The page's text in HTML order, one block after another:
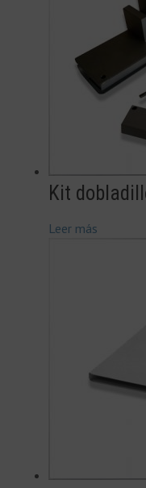
Kit
Leer más